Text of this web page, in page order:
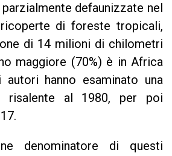
defaunizzate nel
di foreste tropicali,
di 14 milioni di chilometri
maggiore (70%) è in Africa
autori hanno esaminato una
risalente al 1980, per poi
denominatore di questi